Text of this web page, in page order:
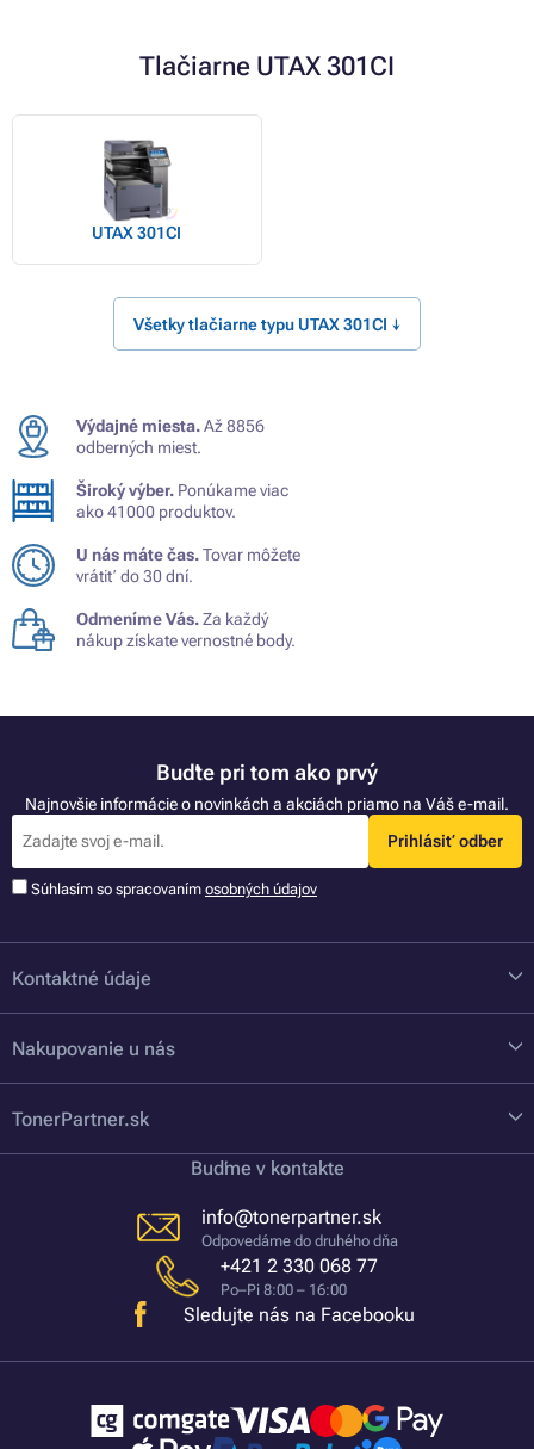
Tlačiarne UTAX 301CI
UTAX 301CI
Všetky tlačiarne typu UTAX 301CI ↓
Výdajné miesta.Až 8856
odberných miest.
Široký výber. Ponúkame viac
ako 41000 produktov.
U nás máte čas.Tovar môžete
vrátiť do 30 dní.
Odmeníme Vás.Za každý
nákup získate vernostné body.
Buďte pri tom ako prvý
Najnovšie informácie o novinkách a akciách priamo na Váš e-mail.
Prihlásiť odber
Súhlasím so spracovaním osobných údajov
Kontaktné údaje
Nakupovanie u nás
TonerPartner.sk
Buďme v kontakte
info@tonerpartner.sk
Odpovedáme do druhého dňa
+421 2 330 068 77
Po–Pi 8:00 – 16:00
Sledujte nás na Facebooku